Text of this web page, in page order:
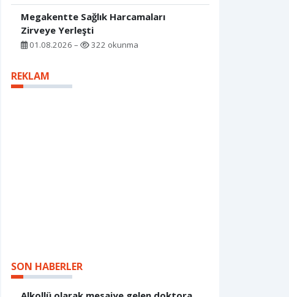
Megakentte Sağlık Harcamaları
Zirveye Yerleşti
01.08.2026 – 322 okunma
REKLAM
SON HABERLER